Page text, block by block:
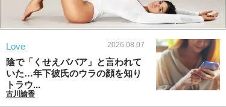
Love 2026.08.07
陰で「くせえババア」と言われて
いた…年下彼氏のウラの顔を知り
トラウ...
古川諭香